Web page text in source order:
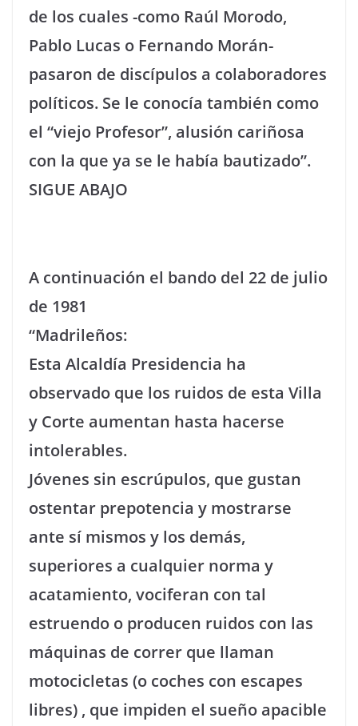
de los cuales -como Raúl Morodo,
Pablo Lucas o Fernando Morán-
pasaron de discípulos a colaboradores
políticos. Se le conocía también como
el “viejo Profesor”, alusión cariñosa
con la que ya se le había bautizado”.
SIGUE ABAJO
A continuación el bando del 22 de julio
de 1981
“Madrileños:
Esta Alcaldía Presidencia ha
observado que los ruidos de esta Villa
y Corte aumentan hasta hacerse
intolerables.
Jóvenes sin escrúpulos, que gustan
ostentar prepotencia y mostrarse
ante sí mismos y los demás,
superiores a cualquier norma y
acatamiento, vociferan con tal
estruendo o producen ruidos con las
máquinas de correr que llaman
motocicletas (o coches con escapes
libres) , que impiden el sueño apacible